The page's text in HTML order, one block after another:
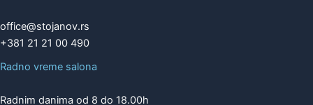
office@stojanov.rs
+381 21 21 00 490
Radno vreme salona
Radnim danima od 8 do 18.00h